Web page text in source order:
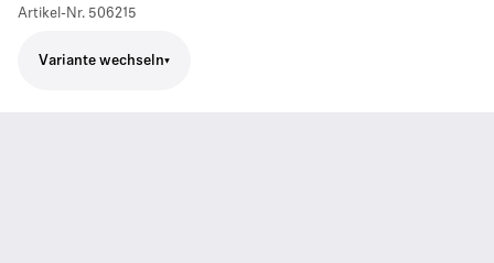
Artikel-Nr. 506215
Variante wechseln